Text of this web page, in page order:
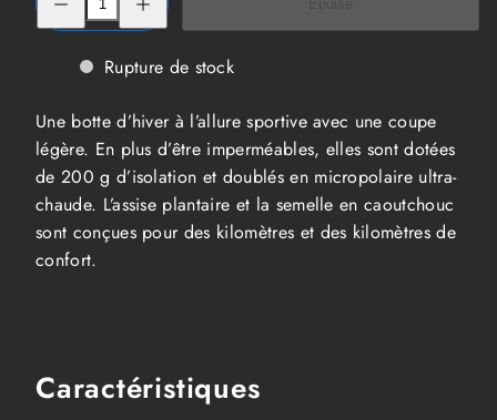
la
quantité
Bottes
II
Short
Lace
Femme
la
quantité
Bottes
II
Short
Lace
Femme
Rupture de stock
Une botte d’hiver à l’allure sportive avec une coupe
légère. En plus d’être imperméables, elles sont dotées
de 200 g d’isolation et doublés en micropolaire ultra-
chaude. L’assise plantaire et la semelle en caoutchouc
sont conçues pour des kilomètres et des kilomètres de
confort.
Caractéristiques